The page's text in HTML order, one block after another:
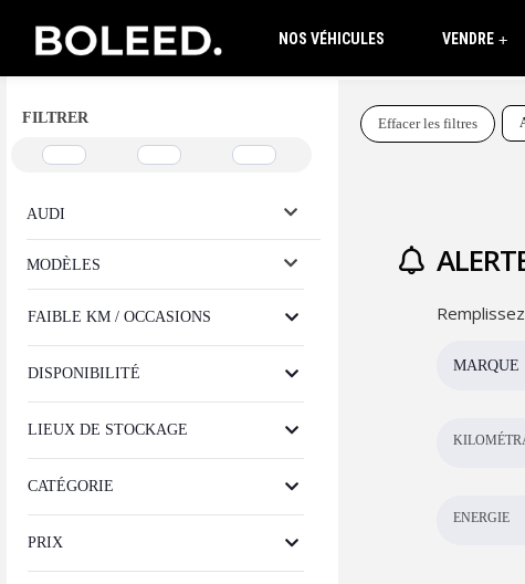
NOS VÉHICULES +
VENDRE
FILTRER
AUDI
MODÈLES
FAIBLE KM / OCCASIONS
DISPONIBILITÉ
LIEUX DE STOCKAGE
CATÉGORIE
PRIX
Effacer les filtres
MARQUE
ENERGIE